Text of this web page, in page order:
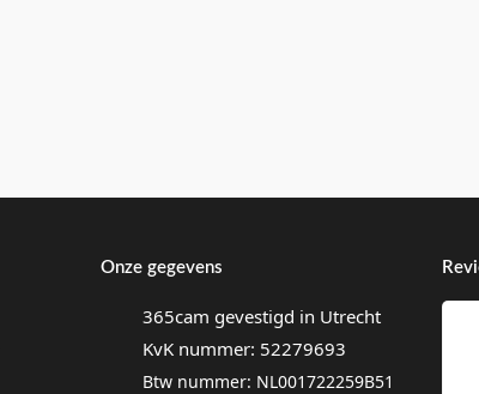
Onze gegevens
365cam gevestigd in Utrecht
KvK nummer: 52279693
Btw nummer: NL001722259B51